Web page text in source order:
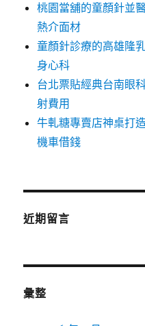
桃園當舖的童顏針並
熱介面材
童顏針診療的高雄隆
身心科
台北票貼經典台南眼
射費用
牛軋糖專賣店神桌打
機車借錢
近期留言
彙整